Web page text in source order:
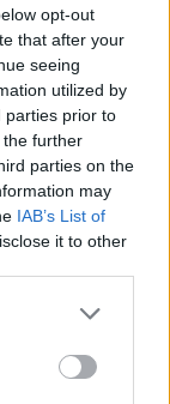
opt-out
that after your
seeing
utilized by
parties prior to
further
parties on the
may
IAB’s List of
it to other